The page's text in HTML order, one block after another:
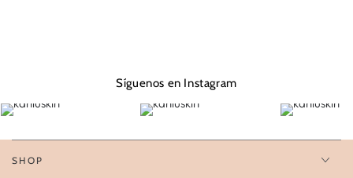
Síguenos en Instagram
SHOP